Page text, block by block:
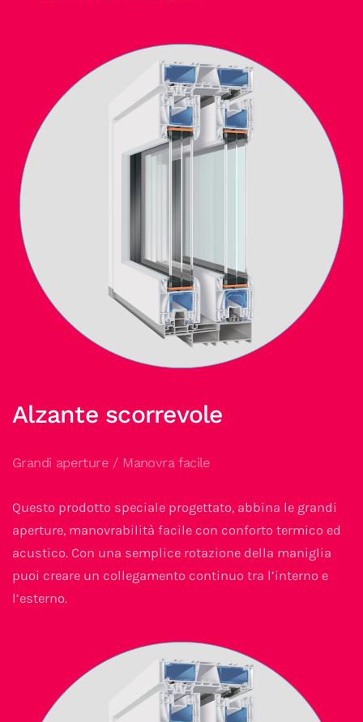
Alzante scorrevole
Grandi aperture / Manovra facile
Questo prodotto speciale progettato, abbina le grandi
aperture, manovrabilità facile con conforto termico ed
acustico. Con una semplice rotazione della maniglia
puoi creare un collegamento continuo tra l’interno e
l’esterno.